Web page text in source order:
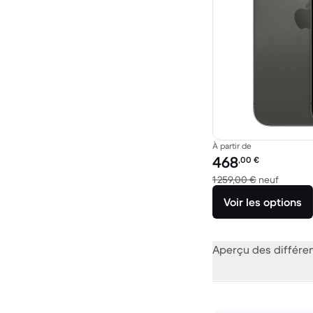
À partir de
Prix reconditionné :
468,00 €
1 259,00 € neufcontre
Voir les options
Aperçu des